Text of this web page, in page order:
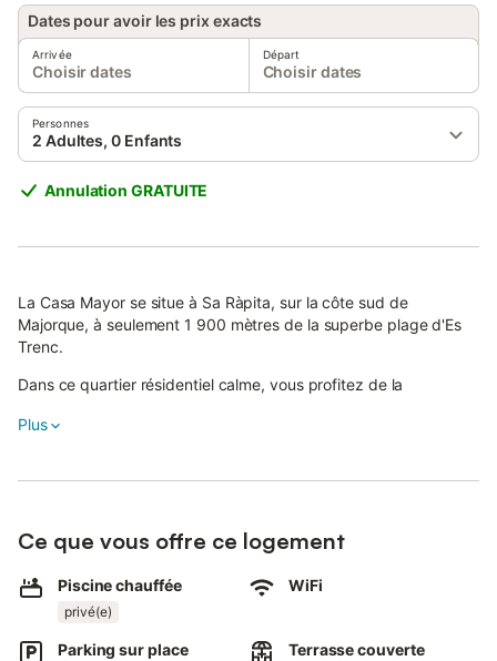
Dates pour avoir les prix exacts
Arrivée
Choisir dates
Départ
Choisir dates
Personnes
2 Adultes, 0 Enfants
Annulation GRATUITE
La Casa Mayor se situe à Sa Ràpita, sur la côte sud de
Majorque, à seulement 1 900 mètres de la superbe plage d'Es
Trenc.
Dans ce quartier résidentiel calme, vous profitez de la
et autres commodités.
Smart TV (65", 50", 27"), barre de son, lave-linge, sèche-linge,
À l'extérieur, vous attendent un jardin privé, une terrasse
ainsi qu'une élégante piscine privée. Piscine et terrasse ont été
Plus
Ce que vous offre ce logement
Piscine chauffée
privé(e)
WiFi
Parking sur place Terrasse couverte